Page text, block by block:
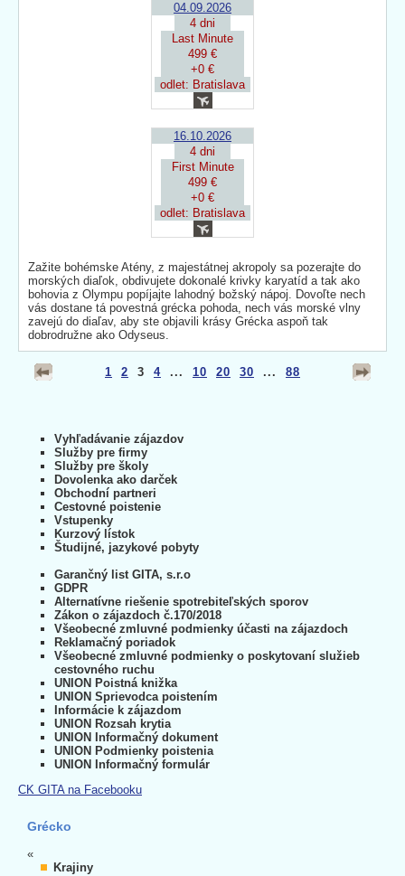
04.09.2026
4 dni
Last Minute
499 €
+0 €
odlet: Bratislava
16.10.2026
4 dni
First Minute
499 €
+0 €
odlet: Bratislava
Zažite bohémske Atény, z majestátnej akropoly sa pozerajte do
morských diaľok, obdivujete dokonalé krivky karyatíd a tak ako
bohovia z Olympu popíjajte lahodný božský nápoj. Dovoľte nech
vás dostane tá povestná grécka pohoda, nech vás morské vlny
zavejú do diaľav, aby ste objavili krásy Grécka aspoň tak
dobrodružne ako Odyseus.
1 2 3 4 ... 10 20 30 ... 88
Vyhľadávanie zájazdov
Služby pre firmy
Služby pre školy
Dovolenka ako darček
Obchodní partneri
Cestovné poistenie
Vstupenky
Kurzový lístok
Študijné, jazykové pobyty
Garančný list GITA, s.r.o
GDPR
Alternatívne riešenie spotrebiteľských sporov
Zákon o zájazdoch č.170/2018
Všeobecné zmluvné podmienky účasti na zájazdoch
Reklamačný poriadok
Všeobecné zmluvné podmienky o poskytovaní služieb
cestovného ruchu
UNION Poistná knižka
UNION Sprievodca poistením
Informácie k zájazdom
UNION Rozsah krytia
UNION Informačný dokument
UNION Podmienky poistenia
UNION Informačný formulár
CK GITA na Facebooku
Grécko
«
Krajiny